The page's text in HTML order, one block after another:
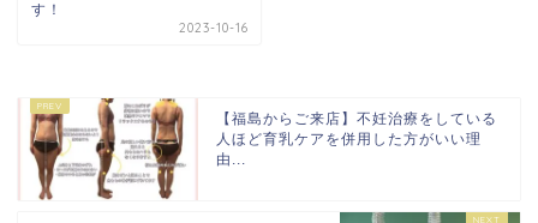
す！
2023-10-16
【福島からご来店】不妊治療をしている
人ほど育乳ケアを併用した方がいい理
由...